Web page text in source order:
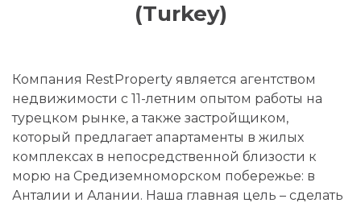
(Turkey)
Компания RestProperty является агентством
недвижимости с 11-летним опытом работы на
турецком рынке, а также застройщиком,
который предлагает апартаменты в жилых
комплексах в непосредственной близости к
морю на Средиземноморском побережье: в
Анталии и Алании. Наша главная цель – сделать